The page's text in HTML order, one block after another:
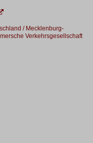
/ Mecklenburg-
Verkehrsgesellschaft